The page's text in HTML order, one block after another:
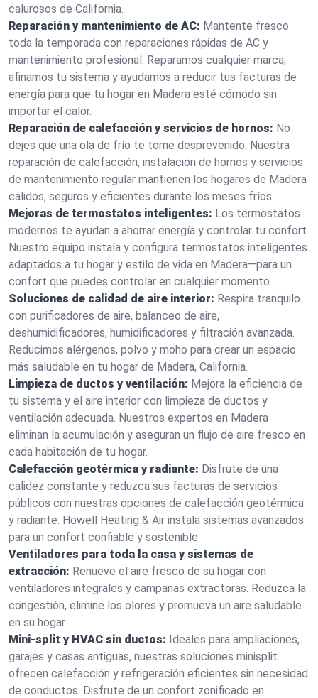
calurosos de California.
Reparación y mantenimiento de AC: Mantente fresco
toda la temporada con reparaciones rápidas de AC y
mantenimiento profesional. Reparamos cualquier marca,
afinamos tu sistema y ayudamos a reducir tus facturas de
energía para que tu hogar en Madera esté cómodo sin
importar el calor.
Reparación de calefacción y servicios de hornos: No
dejes que una ola de frío te tome desprevenido. Nuestra
reparación de calefacción, instalación de hornos y servicios
de mantenimiento regular mantienen los hogares de Madera
cálidos, seguros y eficientes durante los meses fríos.
Mejoras de termostatos inteligentes: Los termostatos
modernos te ayudan a ahorrar energía y controlar tu confort.
Nuestro equipo instala y configura termostatos inteligentes
adaptados a tu hogar y estilo de vida en Madera—para un
confort que puedes controlar en cualquier momento.
Soluciones de calidad de aire interior: Respira tranquilo
con purificadores de aire, balanceo de aire,
deshumidificadores, humidificadores y filtración avanzada.
Reducimos alérgenos, polvo y moho para crear un espacio
más saludable en tu hogar de Madera, California.
Limpieza de ductos y ventilación: Mejora la eficiencia de
tu sistema y el aire interior con limpieza de ductos y
ventilación adecuada. Nuestros expertos en Madera
eliminan la acumulación y aseguran un flujo de aire fresco en
cada habitación de tu hogar.
Calefacción geotérmica y radiante: Disfrute de una
calidez constante y reduzca sus facturas de servicios
públicos con nuestras opciones de calefacción geotérmica
y radiante. Howell Heating & Air instala sistemas avanzados
para un confort confiable y sostenible.
Ventiladores para toda la casa y sistemas de
extracción: Renueve el aire fresco de su hogar con
ventiladores integrales y campanas extractoras. Reduzca la
congestión, elimine los olores y promueva un aire saludable
en su hogar.
Mini-split y HVAC sin ductos: Ideales para ampliaciones,
garajes y casas antiguas, nuestras soluciones minisplit
ofrecen calefacción y refrigeración eficientes sin necesidad
de conductos. Disfrute de un confort zonificado en